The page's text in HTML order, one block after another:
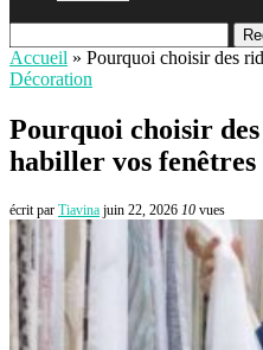
Accueil » Pourquoi choisir des
Décoration
Pourquoi choisir
habiller vos fenêtres
écrit par Tiavina juin 22, 2026 10 vues